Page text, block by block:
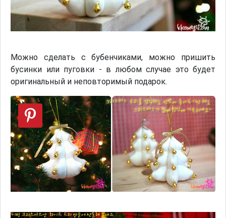
Можно сделать с бубенчиками, можно пришить
бусинки или пуговки - в любом случае это будет
оригинальный и неповторимый подарок.